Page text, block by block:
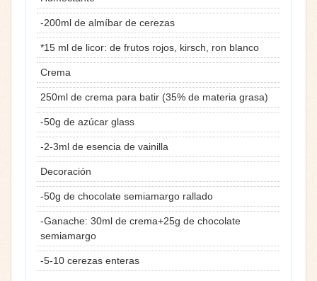
-200ml de almíbar de cerezas
*15 ml de licor: de frutos rojos, kirsch, ron blanco
Crema
250ml de crema para batir (35% de materia grasa)
-50g de azúcar glass
-2-3ml de esencia de vainilla
Decoración
-50g de chocolate semiamargo rallado
-Ganache: 30ml de crema+25g de chocolate
semiamargo
-5-10 cerezas enteras